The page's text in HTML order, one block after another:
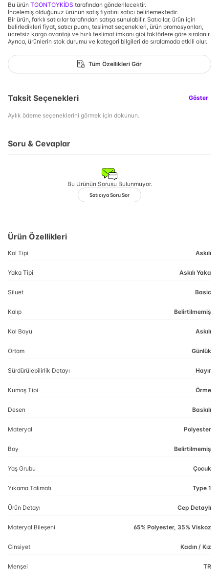
Bu ürün TOONTOYKİDS tarafından gönderilecektir.
İncelemiş olduğunuz ürünün satış fiyatını satıcı belirlemektedir.
Bir ürün, farklı satıcılar tarafından satışa sunulabilir. Satıcılar, ürün için
belirledikleri fiyat, satıcı puanı, teslimat seçenekleri, ürün promosyonları,
ücretsiz kargo avantajı ve hızlı teslimat imkanı gibi faktörlere göre sıralanır.
Ayrıca, ürünlerin stok durumu ve kategori bilgileri de sıralamada etkili olur.
Tüm Özellikleri Gör
Taksit Seçenekleri Göster
Aylık ödeme seçeneklerini görmek için dokunun.
Soru & Cevaplar
Bu Ürünün Sorusu Bulunmuyor.
Satıcıya Soru Sor
Ürün Özellikleri
Kol Tipi Askılı
Yaka Tipi Askılı Yaka
Siluet Basic
Kalıp Belirtilmemiş
Kol Boyu Askılı
Ortam Günlük
Sürdürülebilirlik Detayı Hayır
Kumaş Tipi Örme
Desen Baskılı
Materyal Polyester
Boy Belirtilmemiş
Yaş Grubu Çocuk
Yıkama Talimatı Type 1
Ürün Detayı Cep Detaylı
Materyal Bileşeni 65% Polyester, 35% Viskoz
Cinsiyet Kadın / Kız
Menşei TR